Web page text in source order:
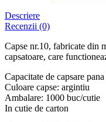
Descriere
Recenzii (0)
Capse nr.10, fabricate din
capsatoare, care
Capacitate de capsare
Culoare capse: argintiu
Ambalare: 1000 buc/cutie
In cutie de carton